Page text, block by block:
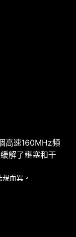
高速160MHz頻
解了壅塞和干
而異。